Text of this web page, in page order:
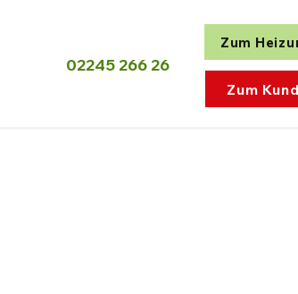
02245 266 26
Zum
Zum